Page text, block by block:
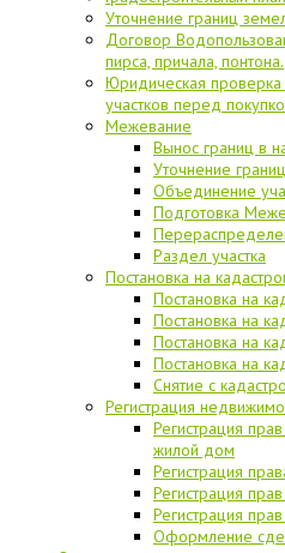
Уточнение границ
Договор
пирса, причала, понтона.
Юридическая
участков перед
Межевание
Вынос границ в
Уточнение границ
Объединение
Подготовка
Раздел участка
Постановка на
Постановка на
Постановка на
Постановка на
Постановка на
Снятие с
Регистрация
Регистрация
жилой дом
Регистрация
Регистрация
Регистрация
Оформление